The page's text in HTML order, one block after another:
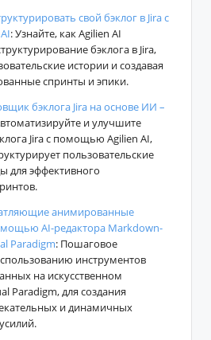
свой бэклог в Jira с
: Узнайте, как Agilien AI
бэклога в Jira,
истории и создавая
спринты и эпики.
бэклога Jira на основе ИИ –
и улучшите
Jira с помощью Agilien AI,
пользовательские
для эффективного
анимированные
AI-редактора Markdown-
Paradigm: Пошаговое
инструментов
на искусственном
Paradigm, для создания
и динамичных